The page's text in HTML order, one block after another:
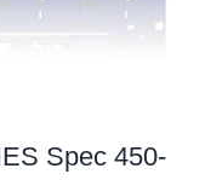
Spec 450-